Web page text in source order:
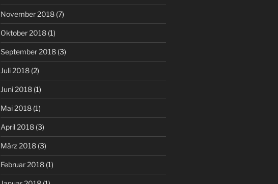
November 2018(7)
Oktober 2018(1)
September 2018(3)
Juli 2018(2)
Juni 2018(1)
Mai 2018(1)
April 2018(3)
März 2018(3)
Februar 2018(1)